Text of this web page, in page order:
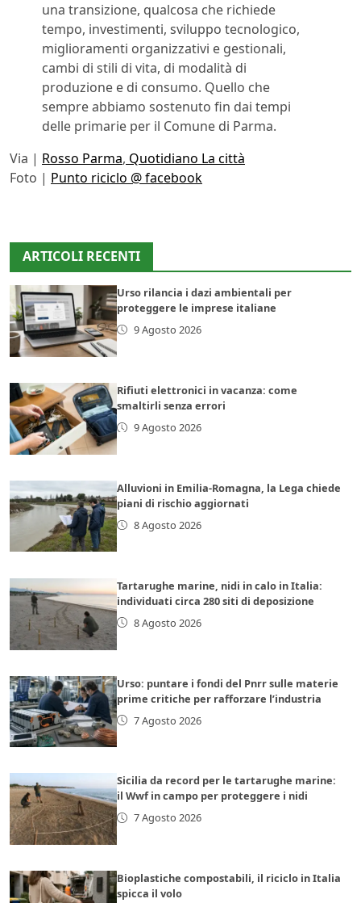
una transizione, qualcosa che richiede
tempo, investimenti, sviluppo tecnologico,
miglioramenti organizzativi e gestionali,
cambi di stili di vita, di modalità di
produzione e di consumo. Quello che
sempre abbiamo sostenuto fin dai tempi
delle primarie per il Comune di Parma.
Via | Rosso Parma, Quotidiano La città
Foto | Punto riciclo @ facebook
ARTICOLI RECENTI
Urso rilancia i dazi ambientali per
proteggere le imprese italiane
9 Agosto 2026
Rifiuti elettronici in vacanza: come
smaltirli senza errori
9 Agosto 2026
Alluvioni in Emilia-Romagna, la Lega chiede
piani di rischio aggiornati
8 Agosto 2026
Tartarughe marine, nidi in calo in Italia:
individuati circa 280 siti di deposizione
8 Agosto 2026
Urso: puntare i fondi del Pnrr sulle materie
prime critiche per rafforzare l’industria
7 Agosto 2026
Sicilia da record per le tartarughe marine:
il Wwf in campo per proteggere i nidi
7 Agosto 2026
Bioplastiche compostabili, il riciclo in Italia
spicca il volo